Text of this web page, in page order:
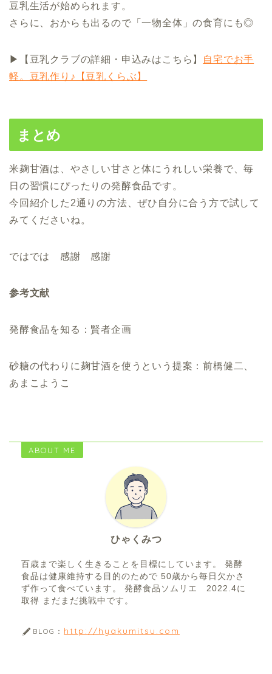
豆乳生活が始められます。
さらに、おからも出るので「一物全体」の食育にも◎
▶︎【豆乳クラブの詳細・申込みはこちら】
自宅でお手
軽。豆乳作り♪【豆乳くらぶ】
まとめ
米麹甘酒は、やさしい甘さと体にうれしい栄養で、毎
日の習慣にぴったりの発酵食品です。
今回紹介した2通りの方法、ぜひ自分に合う方で試して
みてくださいね。
ではでは 感謝 感謝
参考文献
発酵食品を知る：賢者企画
砂糖の代わりに麹甘酒を使うという提案：前橋健二、
あまこようこ
ABOUT ME
ひゃくみつ
百歳まで楽しく生きることを目標にしています。 発酵
食品は健康維持する目的のためで 50歳から毎日欠かさ
ず作って食べています。 発酵食品ソムリエ 2022.4に
取得 まだまだ挑戦中です。
BLOG： http://hyakumitsu.com